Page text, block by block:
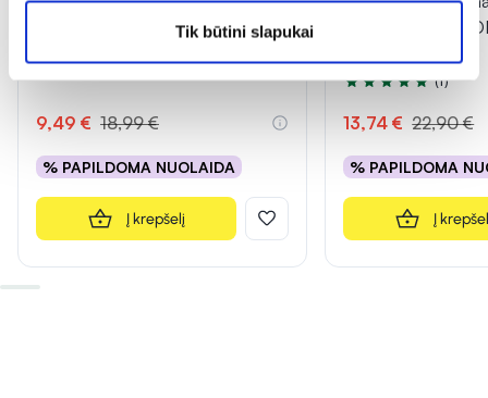
Tik būtini slapukai
serumas BIO ARGAN, 100 ml
9,49 € 18,99 €
% PAPILDOMA NUOLAIDA
Į krepšelį
rūgštimi
Įvertinimas 5.0 iš 5
(1)
13,74 € 22,90 €
% PAPILDOMA
Į